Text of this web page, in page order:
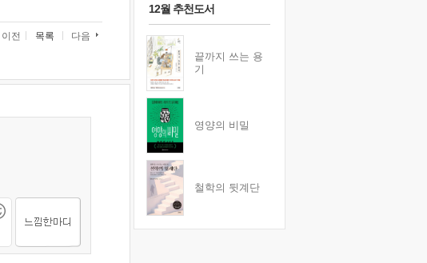
이전 목록 다음
12월 추천도서
끝까지 쓰는 용
기
영양의 비밀
철학의 뒷계단